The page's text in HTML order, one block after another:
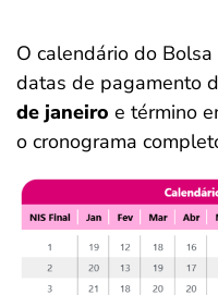
O calendário do
datas de pagamento
de janeiro e término
o cronograma